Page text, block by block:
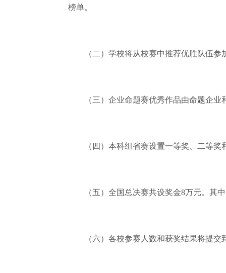
榜单。
（二）学校将从校赛中推荐优胜队伍参
（三）企业命题赛优秀作品由命题企业
（四）本科组省赛设置一等奖、二等奖
（五）全国总决赛共设奖金8万元。其中
（六）各校参赛人数和获奖结果将提交